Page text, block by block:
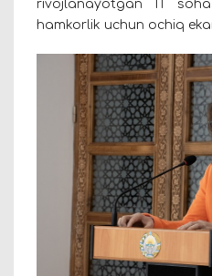
rivojlanayotgan IT
hamkorlik uchun ochiq